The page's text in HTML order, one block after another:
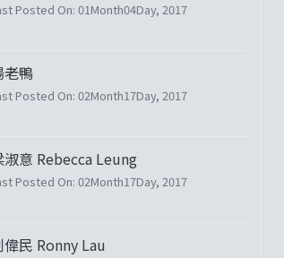
Posted On: 01Month04Day, 2017
老鴨
Posted On: 02Month17Day, 2017
淑意 Rebecca Leung
Posted On: 02Month17Day, 2017
偉民 Ronny Lau